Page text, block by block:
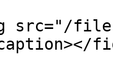
src="/files/